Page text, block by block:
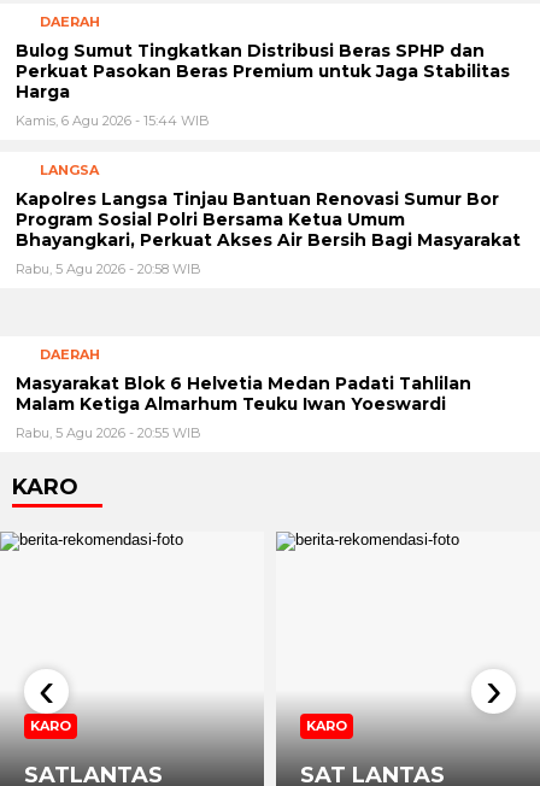
DAERAH
Bulog Sumut Tingkatkan Distribusi Beras SPHP dan
Perkuat Pasokan Beras Premium untuk Jaga Stabilitas
Harga
Kamis, 6 Agu 2026 - 15:44 WIB
LANGSA
Kapolres Langsa Tinjau Bantuan Renovasi Sumur Bor
Program Sosial Polri Bersama Ketua Umum
Bhayangkari, Perkuat Akses Air Bersih Bagi Masyarakat
Rabu, 5 Agu 2026 - 20:58 WIB
DAERAH
Masyarakat Blok 6 Helvetia Medan Padati Tahlilan
Malam Ketiga Almarhum Teuku Iwan Yoeswardi
Rabu, 5 Agu 2026 - 20:55 WIB
KARO
KARO
SATLANTAS
KARO
SAT LANTAS
‹ ›